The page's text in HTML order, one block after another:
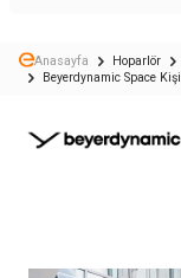
Anasayfa Hoparlör
Beyerdynamic Space